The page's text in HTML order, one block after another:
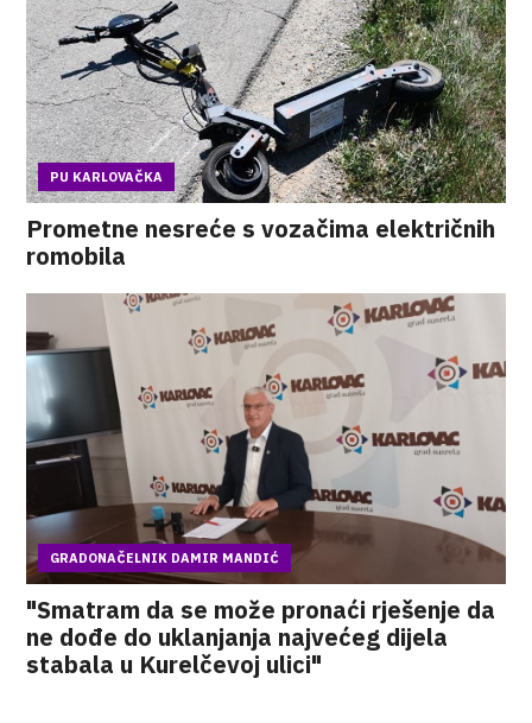
PU KARLOVAČKA
Prometne nesreće s vozačima električnih
romobila
GRADONAČELNIK DAMIR MANDIĆ
"Smatram da se može pronaći rješenje da
ne dođe do uklanjanja najvećeg dijela
stabala u Kurelčevoj ulici"